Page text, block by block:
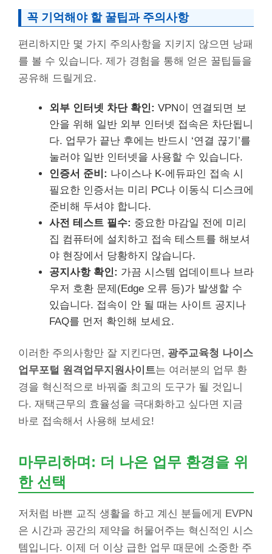
꼭 기억해야 할 꿀팁과 주의사항
편리하지만 몇 가지 주의사항을 지키지 않으면 낭패
를 볼 수 있습니다. 제가 경험을 통해 얻은 꿀팁들을
공유해 드릴게요.
외부 인터넷 차단 확인: VPN이 연결되면 보
안을 위해 일반 외부 인터넷 접속은 차단됩니
다. 업무가 끝난 후에는 반드시 ‘연결 끊기’를
눌러야 일반 인터넷을 사용할 수 있습니다.
인증서 준비: 나이스나 K-에듀파인 접속 시
필요한 인증서는 미리 PC나 이동식 디스크에
준비해 두셔야 합니다.
사전 테스트 필수: 중요한 마감일 전에 미리
집 컴퓨터에 설치하고 접속 테스트를 해보셔
야 현장에서 당황하지 않습니다.
공지사항 확인: 가끔 시스템 업데이트나 브라
우저 호환 문제(Edge 오류 등)가 발생할 수
있습니다. 접속이 안 될 때는 사이트 공지나
FAQ를 먼저 확인해 보세요.
이러한 주의사항만 잘 지킨다면, 광주교육청 나이스
업무포털 원격업무지원사이트는 여러분의 업무 환
경을 혁신적으로 바꿔줄 최고의 도구가 될 것입니
다. 재택근무의 효율성을 극대화하고 싶다면 지금
바로 접속해서 사용해 보세요!
마무리하며: 더 나은 업무 환경을 위
한 선택
저처럼 바쁜 교직 생활을 하고 계신 분들에게 EVPN
은 시간과 공간의 제약을 허물어주는 혁신적인 시스
템입니다. 이제 더 이상 급한 업무 때문에 소중한 주